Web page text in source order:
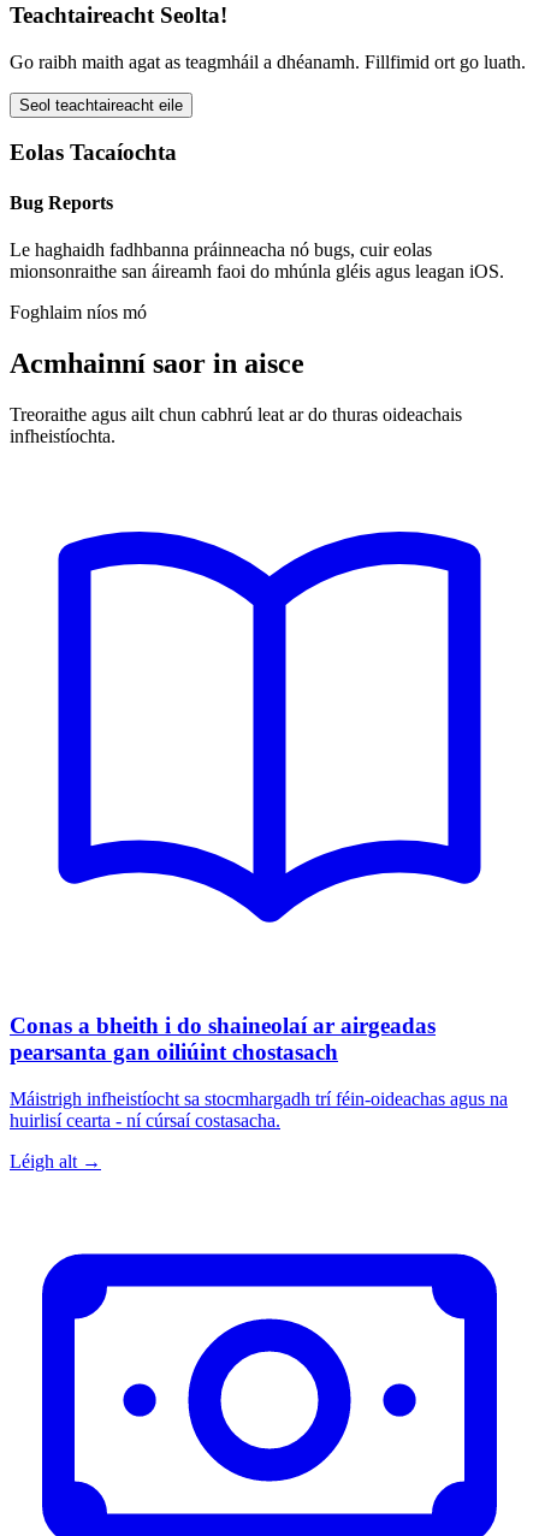
Teachtaireacht Seolta!
Go raibh maith agat as teagmháil a dhéanamh. Fillfimid ort go luath.
Seol teachtaireacht eile
Eolas Tacaíochta
Bug Reports
Le haghaidh fadhbanna práinneacha nó bugs, cuir eolas
mionsonraithe san áireamh faoi do mhúnla gléis agus leagan iOS.
Foghlaim níos mó
Acmhainní saor in aisce
Treoraithe agus ailt chun cabhrú leat ar do thuras oideachais
infheistíochta.
Conas a bheith i do shaineolaí ar airgeadas
pearsanta gan oiliúint chostasach
Máistrigh infheistíocht sa stocmhargadh trí féin-oideachas agus na
huirlisí cearta - ní cúrsaí costasacha.
Léigh alt →